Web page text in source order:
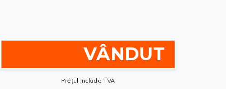
VÂNDUT
Prețul include TVA